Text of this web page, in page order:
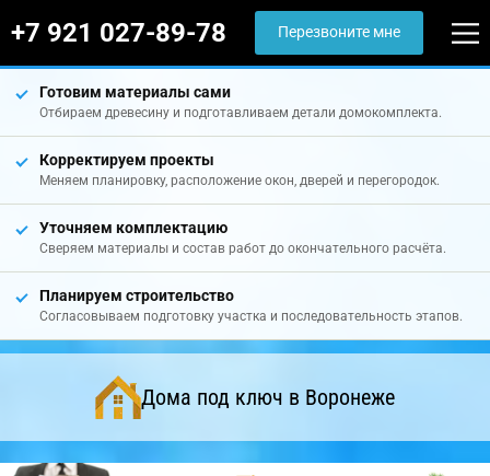
+7 921 027-89-78 Перезвоните мне
Готовим материалы сами
Отбираем древесину и подготавливаем детали домокомплекта.
Корректируем проекты
Меняем планировку, расположение окон, дверей и перегородок.
Уточняем комплектацию
Сверяем материалы и состав работ до окончательного расчёта.
Планируем строительство
Согласовываем подготовку участка и последовательность этапов.
Дома под ключ в Воронеже